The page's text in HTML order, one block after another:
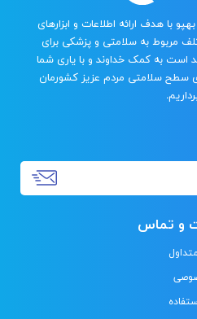
با هدف ارائه اطلاعات و ابزارهای
مربوط به سلامتی و پزشکی برای
است به کمک خداوند و با یاری شما
سطح سلامتی مردم عزیز کشورمان
و تماس